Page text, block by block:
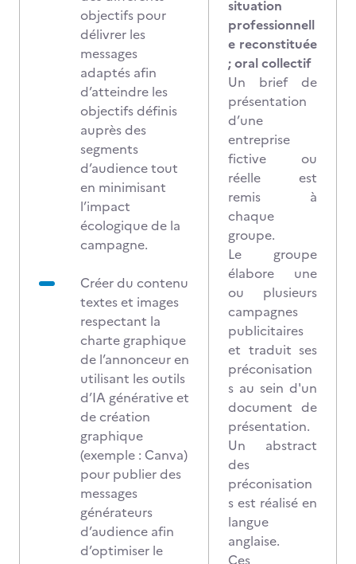
objectifs pour
délivrer les
messages
adaptés afin
d’atteindre les
objectifs définis
auprès des
segments
d’audience tout
en minimisant
l’impact
écologique de la
campagne.
Créer du contenu
textes et images
respectant la
charte graphique
de l’annonceur en
utilisant les outils
d’IA générative et
de création
graphique
(exemple : Canva)
pour publier des
messages
générateurs
d’audience afin
d’optimiser le
situation
professionnell
e reconstituée
; oral collectif
Un brief de
présentation
d’une
entreprise
fictive ou
réelle est
remis à
chaque
groupe.
Le groupe
élabore une
ou plusieurs
campagnes
publicitaires
et traduit ses
préconisation
s au sein d'un
document de
présentation.
Un abstract
des
préconisation
s est réalisé en
langue
anglaise.
Ces